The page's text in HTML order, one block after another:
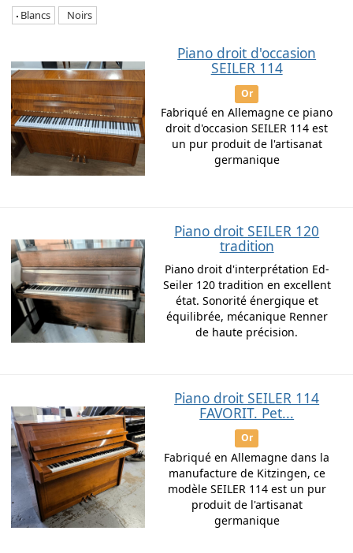
Blancs Noirs
Piano droit d'occasion
SEILER 114
Or
Fabriqué en Allemagne ce piano
droit d'occasion SEILER 114 est
un pur produit de l'artisanat
germanique
Piano droit SEILER 120
tradition
Piano droit d'interprétation Ed-
Seiler 120 tradition en excellent
état. Sonorité énergique et
équilibrée, mécanique Renner
de haute précision.
Piano droit SEILER 114
FAVORIT. Pet...
Or
Fabriqué en Allemagne dans la
manufacture de Kitzingen, ce
modèle SEILER 114 est un pur
produit de l'artisanat
germanique